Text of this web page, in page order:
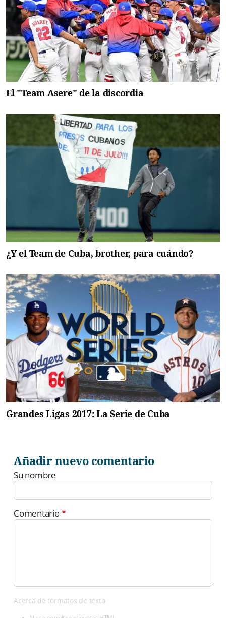
El "Team Asere" de la discordia
¿Y el Team de Cuba, brother, para cuándo?
Grandes Ligas 2017: La Serie de Cuba
Añadir nuevo comentario
Su nombre
Comentario
Acerca de formatos de texto